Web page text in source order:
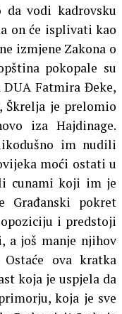
vodi kadrovsku
on će isplivati kao
izmjene Zakona o
pokopale su
Fatmira Đeke,
Škrelja je prelomio
iza Hajdinage.
im nudili
moći ostati u
cunami koji im je
Građanski pokret
opoziciju i predstoji
a još manje njihov
ova kratka
koja je uspjela da
koja je sve